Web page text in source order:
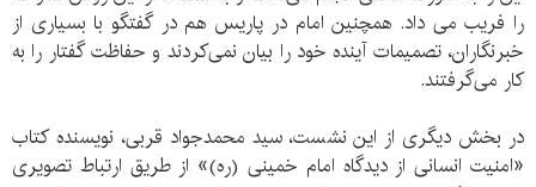
را فریب می داد. همچنین امام در پاریس هم در گفتگو با بسیاری از
خبرنگاران، تصمیمات آینده خود را بیان نمی‌کردند و حفاظت گفتار را به
کار می‌گرفتند.
در بخش دیگری از این نشست، سید محمدجواد قربی، نویسنده کتاب
«امنیت انسانی از دیدگاه امام خمینی (ره)» از طریق ارتباط تصویری